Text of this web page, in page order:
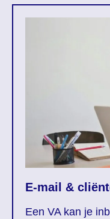
E-mail &
Een VA kan je